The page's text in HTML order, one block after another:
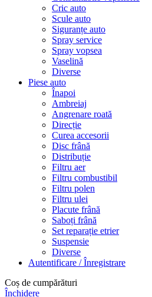
Cric auto
Scule auto
Siguranțe auto
Spray service
Spray vopsea
Vaselină
Diverse
Piese auto
Înapoi
Ambreiaj
Angrenare roată
Direcție
Curea accesorii
Disc frână
Distribuție
Filtru aer
Filtru combustibil
Filtru polen
Filtru ulei
Placute frână
Saboți frână
Set reparație etrier
Suspensie
Diverse
Autentificare / Înregistrare
Coș de cumpărături
Închidere